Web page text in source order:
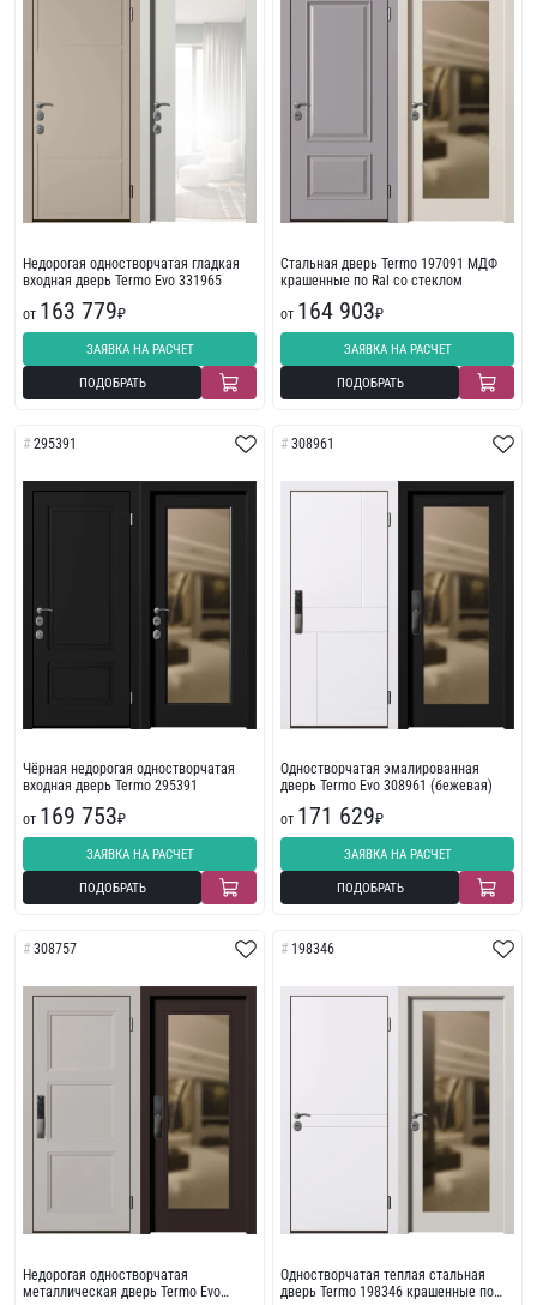
Недорогая одностворчатая гладкая
входная дверь Termo Evo 331965
от 163 779₽
ЗАЯВКА НА РАСЧЕТ
ПОДОБРАТЬ
Стальная дверь Termo 197091 МДФ
крашенные по Ral со стеклом
от 164 903₽
ЗАЯВКА НА РАСЧЕТ
ПОДОБРАТЬ
295391
Чёрная недорогая одностворчатая
входная дверь Termo 295391
от 169 753₽
ЗАЯВКА НА РАСЧЕТ
ПОДОБРАТЬ
308961
Одностворчатая эмалированная
дверь Termo Evo 308961 (бежевая)
от 171 629₽
ЗАЯВКА НА РАСЧЕТ
ПОДОБРАТЬ
308757
Недорогая одностворчатая
металлическая дверь Termo Evo
198346
Одностворчатая теплая стальная
дверь Termo 198346 крашенные по